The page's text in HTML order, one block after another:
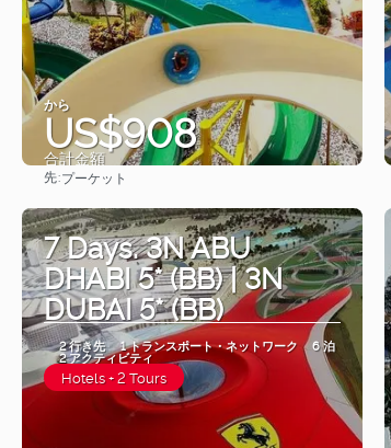
から
US$908
合計金額
先:プーケット
7 Days. 3N ABU
DHABI 5* (BB) | 3N
DUBAI 5* (BB)
2 行き先 1 トランスポート・ネットワーク 6 泊
2 アクティビティ
Hotels + 2 Tours